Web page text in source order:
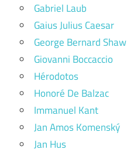
Gabriel Laub
Gaius Julius Caesar
George Bernard Shaw
Giovanni Boccaccio
Hérodotos
Honoré De Balzac
Immanuel Kant
Jan Amos Komenský
Jan Hus